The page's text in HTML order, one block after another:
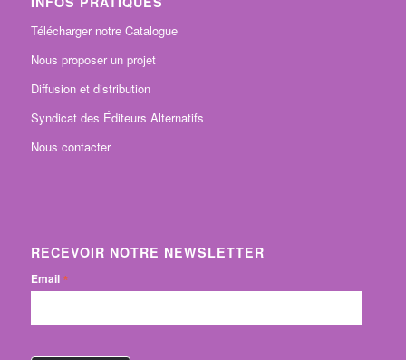
Télécharger notre Catalogue
Nous proposer un projet
Diffusion et distribution
Syndicat des Éditeurs Alternatifs
Nous contacter
RECEVOIR NOTRE NEWSLETTER
Email *